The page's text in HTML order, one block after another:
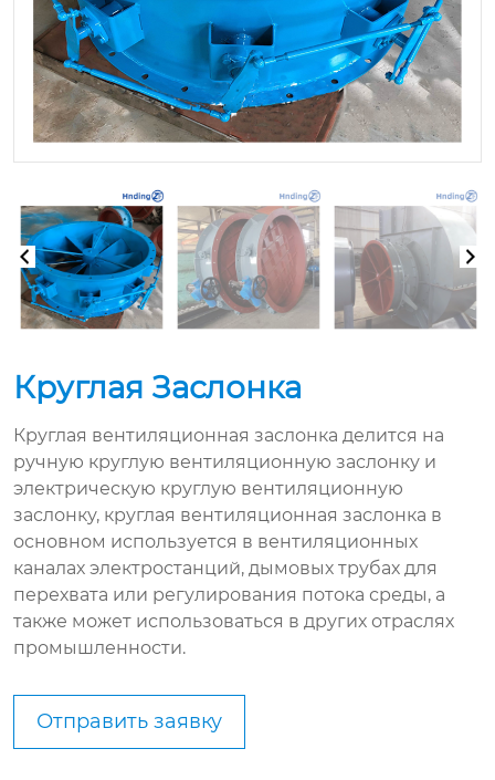
Круглая Заслонка
Круглая вентиляционная заслонка делится на
ручную круглую вентиляционную заслонку и
электрическую круглую вентиляционную
заслонку, круглая вентиляционная заслонка в
основном используется в вентиляционных
каналах электростанций, дымовых трубах для
перехвата или регулирования потока среды, а
также может использоваться в других отраслях
промышленности.
Отправить заявку